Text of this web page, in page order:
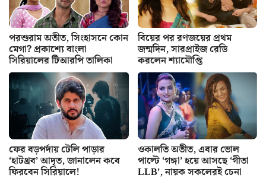
পরশুরাম অতীত, সিংহাসনে কোন
মেগা? প্রকাশ্যে বাংলা
সিরিয়ালের টিআরপি তালিকা
বিয়ের পর রণজয়ের প্রথম
জন্মদিন, সারপ্রাইজ রেডি
করলেন শ্যামৌপ্তি
ফের বড়পর্দায় টেলি পাড়ার
‘হাটথ্রব’ আদৃত, জানালেন কবে
ফিরবেন সিরিয়ালে!
ওকালতি অতীত, এবার ভোল
পাল্টে ‘গঙ্গা’ হয়ে আসছে ‘গীতা
LLB’, নায়ক সকলেরই চেনা